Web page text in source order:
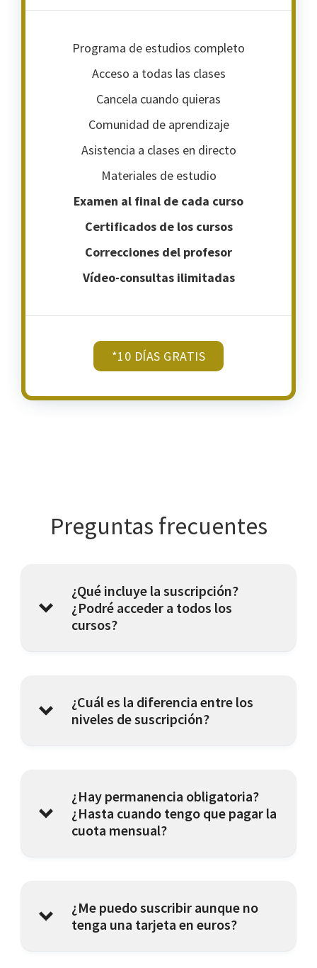
Programa de estudios completo
Acceso a todas las clases
Cancela cuando quieras
Comunidad de aprendizaje
Asistencia a clases en directo
Materiales de estudio
Examen al final de cada curso
Certificados de los cursos
Correcciones del profesor
Vídeo-consultas ilimitadas
*10 DÍAS GRATIS
Preguntas frecuentes
¿Qué incluye la suscripción?
¿Podré acceder a todos los
cursos?
¿Cuál es la diferencia entre los
niveles de suscripción?
¿Hay permanencia obligatoria?
¿Hasta cuando tengo que pagar la
cuota mensual?
¿Me puedo suscribir aunque no
tenga una tarjeta en euros?